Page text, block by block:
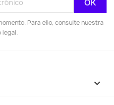
Para ello, consulte nuestra
legal.
